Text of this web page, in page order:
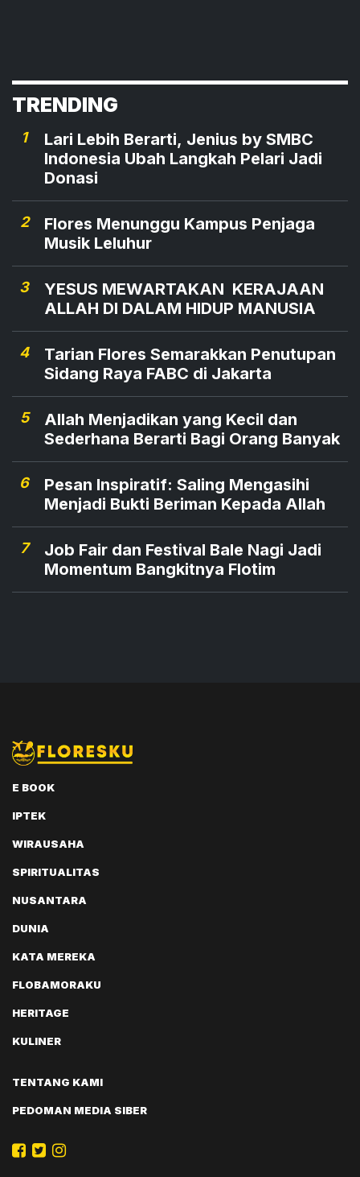
TRENDING
1
Lari Lebih Berarti, Jenius by SMBC
Indonesia Ubah Langkah Pelari Jadi
Donasi
2
Flores Menunggu Kampus Penjaga
Musik Leluhur
3
YESUS MEWARTAKAN KERAJAAN
ALLAH DI DALAM HIDUP MANUSIA
4
Tarian Flores Semarakkan Penutupan
Sidang Raya FABC di Jakarta
5
Allah Menjadikan yang Kecil dan
Sederhana Berarti Bagi Orang Banyak
6
Pesan Inspiratif: Saling Mengasihi
Menjadi Bukti Beriman Kepada Allah
7
Job Fair dan Festival Bale Nagi Jadi
Momentum Bangkitnya Flotim
E BOOK
IPTEK
WIRAUSAHA
SPIRITUALITAS
NUSANTARA
DUNIA
KATA MEREKA
FLOBAMORAKU
HERITAGE
KULINER
TENTANG KAMI
PEDOMAN MEDIA SIBER